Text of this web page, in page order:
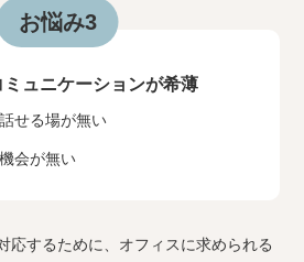
お悩み3
ュニケーションが希薄
せる場が無い
会が無い
応するために、オフィスに求められる